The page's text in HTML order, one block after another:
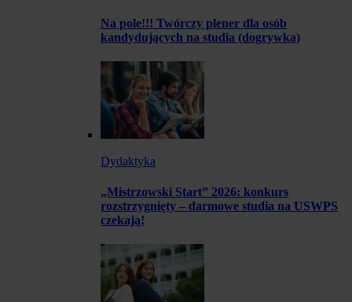
Na pole!!! Twórczy plener dla osób
kandydujących na studia (dogrywka)
Dydaktyka
„Mistrzowski Start” 2026: konkurs
rozstrzygnięty – darmowe studia na USWPS
czekają!